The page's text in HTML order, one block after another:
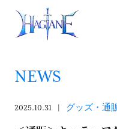
NEWS
2025.10.31 グッズ・通